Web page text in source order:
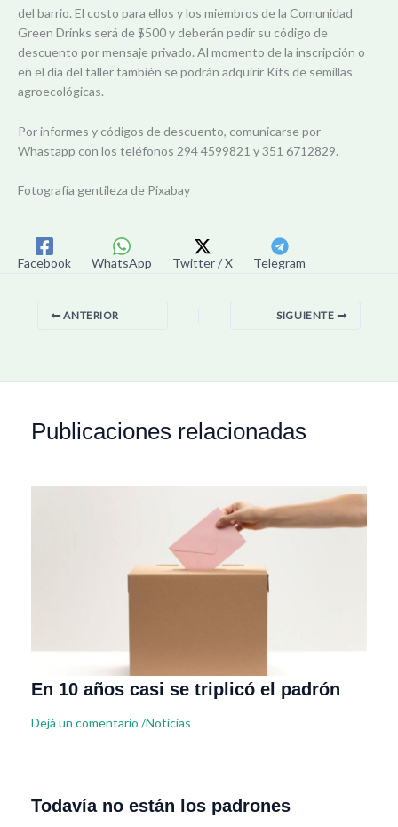
del barrio. El costo para ellos y los miembros de la Comunidad
Green Drinks será de $500 y deberán pedir su código de
descuento por mensaje privado. Al momento de la inscripción o
en el día del taller también se podrán adquirir Kits de semillas
agroecológicas.
Por informes y códigos de descuento, comunicarse por
Whastapp con los teléfonos 294 4599821 y 351 6712829.
Fotografía gentileza de Pixabay
Facebook WhatsApp Twitter / X Telegram
ANTERIOR SIGUIENTE
Publicaciones relacionadas
En 10 años casi se triplicó el padrón
Dejá un comentario /Noticias
Todavía no están los padrones